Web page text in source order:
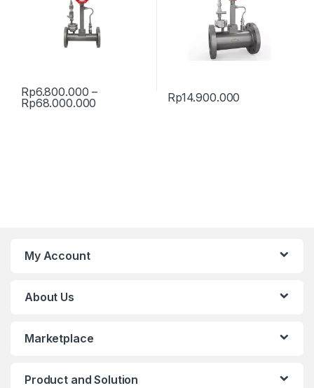
Rp6.800.000 –
Rp68.000.000 Price range: Rp6.800.000 through
This product has multiple variants. The options may be chosen
Rp14.900.000
My Account
About Us
Marketplace
Product and Solution